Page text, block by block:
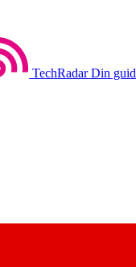
TechRadar Din